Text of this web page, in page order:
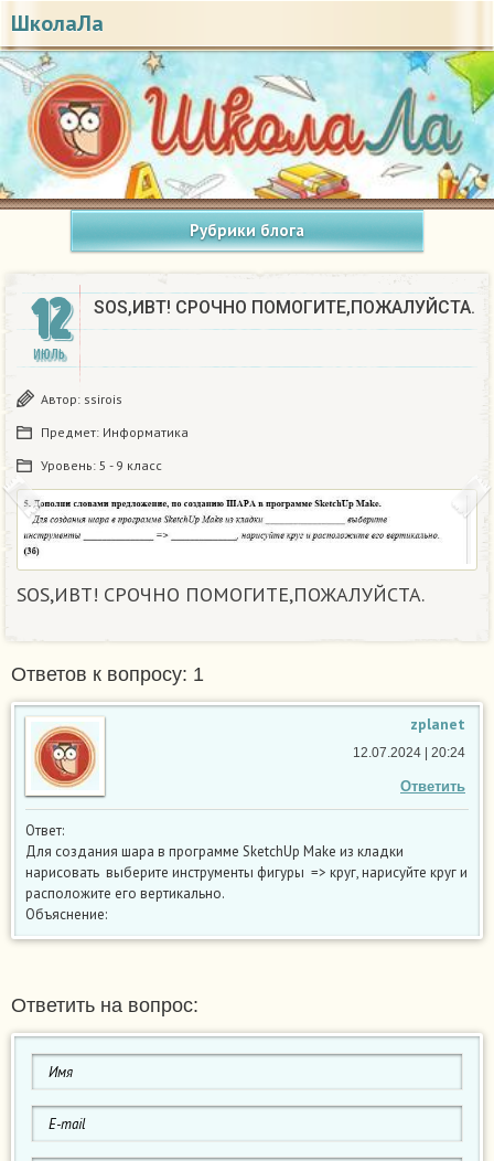
ШколаЛа
Рубрики блога
12
ИЮЛЬ
SOS,ИВТ! СРОЧНО ПОМОГИТЕ,ПОЖАЛУЙСТА.
Автор: ssirois
Предмет: Информатика
Уровень: 5 - 9 класс
SOS,ИВТ! СРОЧНО ПОМОГИТЕ,ПОЖАЛУЙСТА. ​
Ответов к вопросу: 1
zplanet
Ответить
12.07.2024 | 20:24
Ответ:
Для создания шара в программе SketchUp Make из кладки
нарисовать выберите инструменты фигуры => круг, нарисуйте круг и
расположите его вертикально.
Объяснение:
Ответить на вопрос: